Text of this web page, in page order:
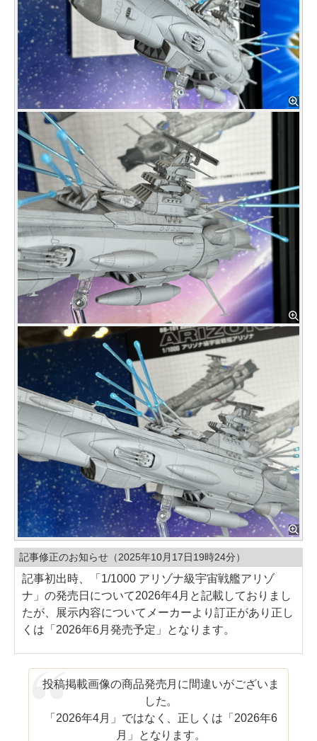
記事修正のお知らせ（2025年10月17日19時24分）
記事初出時、「1/1000 アリゾナ級宇宙戦艦アリゾ
ナ」の発売日について2026年4月と記載しておりまし
たが、展示内容についてメーカーより訂正があり正し
くは「2026年6月発売予定」となります。
投稿掲載画像の商品発売月に間違いがございま
した。
「2026年4月」ではなく、正しくは「2026年6
月」となります。